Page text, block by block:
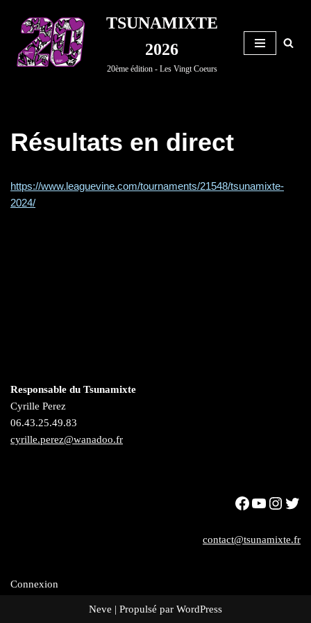
Aller
au
contenu
TSUNAMIXTE
2026
20ème édition - Les Vingt Coeurs
Résultats en direct
https://www.leaguevine.com/tournaments/21548/tsunamixte-
2024/
Responsable du Tsunamixte
Cyrille Perez
06.43.25.49.83
cyrille.perez@wanadoo.fr
contact@tsunamixte.fr
Connexion
Neve | Propulsé par WordPress